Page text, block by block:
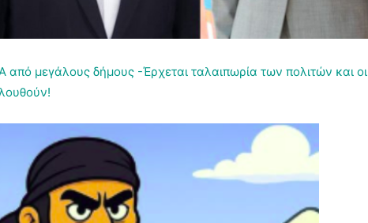
μεγάλους δήμους -Έρχεται ταλαιπωρία των πολιτών και οι